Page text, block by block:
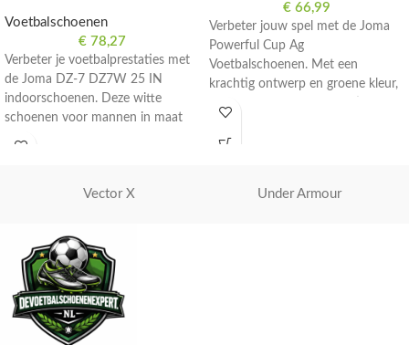
Voetbalschoenen
€ 78,27
Verbeter je voetbalprestaties met
de Joma DZ-7 DZ7W 25 IN
indoorschoenen. Deze witte
schoenen voor mannen in maat
€ 66,99
Verbeter jouw spel met de Joma
Powerful Cup Ag
Voetbalschoenen. Met een
krachtig ontwerp en groene kleur,
43.
Vector X Under Armour